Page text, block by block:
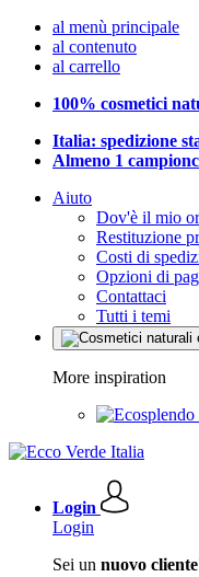
al menù principale
al contenuto
al carrello
100% cosmetici
Italia: spedizione
Almeno 1
Aiuto
Dov'è il mio
Restituzione
Costi di
Opzioni di
Contattaci
Tutti i temi
More inspiration
Login
Login
Sei un nuovo